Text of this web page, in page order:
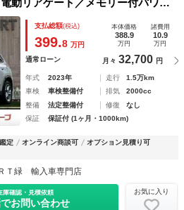
動リアゲート／メモリー付パワー
モニター／シートヒーター／アク
／パーキングアシストプラス／ル
支払総額(税込)
399.8 万円
本体価格
388.9
万円
諸費用
10.9
万円
通常ローン 月々 32,700 円
年式 2023年 走行
1.5万km
車検
車検整備付 排気
2000cc
整備
法定整備付 修復
なし
保証
保証付 (1ヶ月・1000km)
定 オンライン商談可
オプション見積り可
Ｔ緑 輸入車専門店
庫確認・見積依頼
お問い合わせ
お気に入り